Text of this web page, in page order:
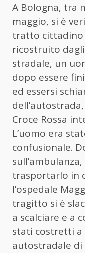
A Bologna, tra
maggio, si è
tratto cittadino
ricostruito
stradale, un
dopo essere
ed essersi
Croce Rossa
L’uomo era
confusionale.
trasportarlo in
l’ospedale
tragitto si è
a scalciare e a
stati costretti a
autostradale di